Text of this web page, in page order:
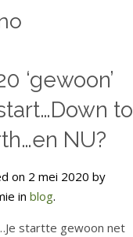
‘gewoon’
to
NU?
on 2 mei 2020 by
in blog.
startte gewoon net